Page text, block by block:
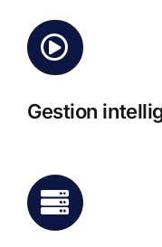
Gestion